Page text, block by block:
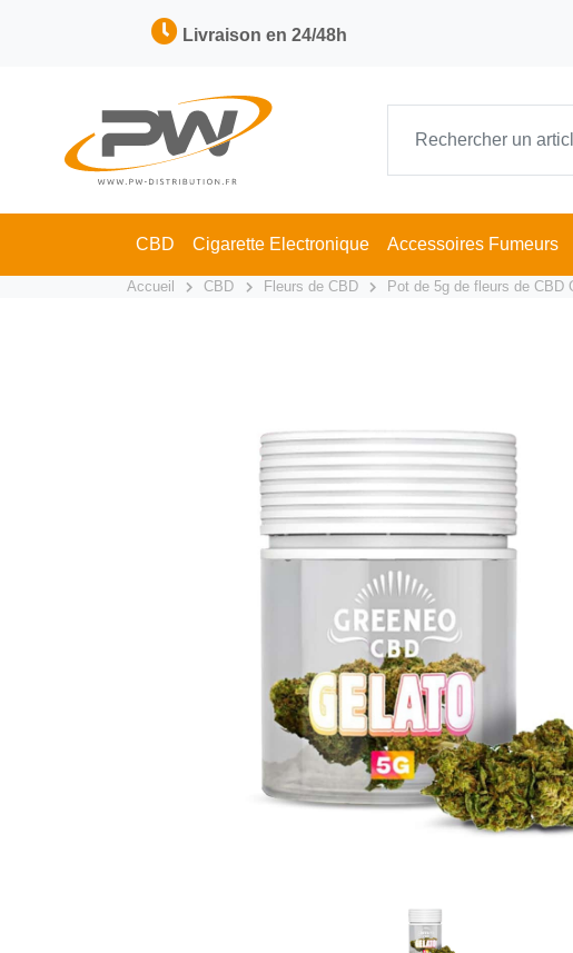
Livraison en 24/48h
CBD Cigarette Electronique Accessoires Fumeurs
Accueil CBD Fleurs de CBD Pot de 5g de fleurs de CBD